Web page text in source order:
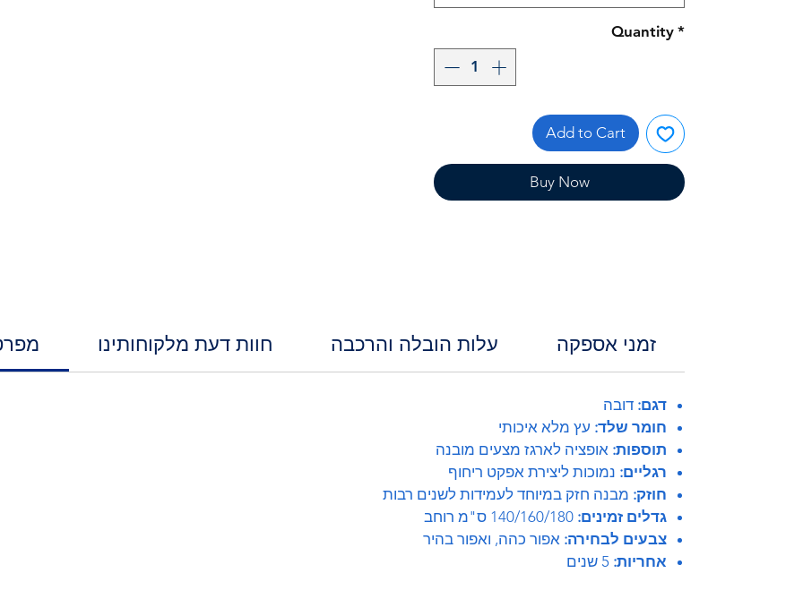
Quantity *
Add to Cart
Buy Now
חוות דעת מלקוחותינו עלות הובלה והרכבה זמני אספקה
דגם: דובה
חומר שלד: עץ מלא איכותי
תוספות: אופציה לארגז מצעים מובנה
רגליים: נמוכות ליצירת אפקט ריחוף
חוזק: מבנה חזק במיוחד לעמידות לשנים רבות
גדלים זמינים:
צבעים לבחירה: אפור כהה, ואפור בהיר
אחריות: